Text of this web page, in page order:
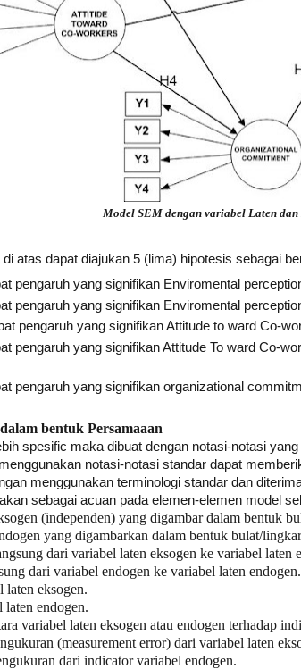
Model SEM dengan variabel Laten
atas dapat diajukan 5 (lima) hipotesis sebagai
pengaruh yang signifikan Enviromental
pengaruh yang signifikan Enviromental
pengaruh yang signifikan Attitude to ward Co-
pengaruh yang signifikan Attitude To ward Co-
pengaruh yang signifikan organizational
bentuk Persamaaan
spesific maka dibuat dengan notasi-notasi
notasi-notasi standar dapat
menggunakan terminologi standar dan
sebagai acuan pada elemen-elemen model
(independen) yang digambar dalam bentuk
yang digambarkan dalam bentuk bulat/
dari variabel laten eksogen ke variabel laten
dari variabel endogen ke variabel laten endogen.
eksogen.
endogen.
variabel laten eksogen atau endogen terhadap
(measurement error) dari variabel laten
dari indicator variabel endogen.